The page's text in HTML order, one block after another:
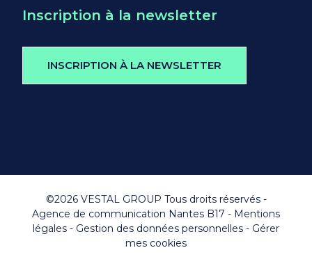
Inscription à la newsletter
INSCRIPTION À LA NEWSLETTER
©2026 VESTAL GROUP Tous droits réservés -
Agence de communication Nantes B17 - Mentions
légales - Gestion des données personnelles - Gérer
mes cookies